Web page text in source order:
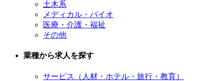
土木系
メディカル・バイオ
医療・介護・福祉
その他
業種から求人を探す
サービス（人材・ホテル・旅行・教育）